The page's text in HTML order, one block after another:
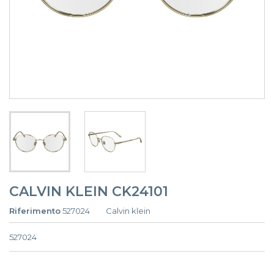
CALVIN KLEIN CK24101
Riferimento527024 Calvin klein
527024